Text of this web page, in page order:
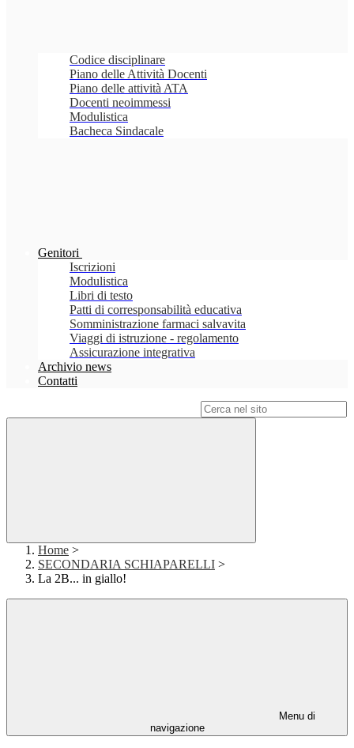
Codice disciplinare
Piano delle Attività Docenti
Piano delle attività ATA
Docenti neoimmessi
Modulistica
Bacheca Sindacale
Genitori
Iscrizioni
Modulistica
Libri di testo
Patti di corresponsabilità educativa
Somministrazione farmaci salvavita
Viaggi di istruzione - regolamento
Assicurazione integrativa
Archivio news
Contatti
Home >
SECONDARIA SCHIAPARELLI >
La 2B... in giallo!
Menu di
navigazione